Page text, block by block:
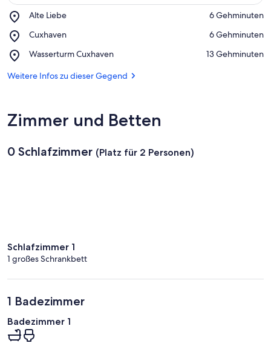
Alte Liebe
Place,
Liebe
‪6 Gehminuten‬
Cuxhaven
Place,
‪6 Gehminuten‬
Wasserturm Cuxhaven
Place,
Cuxhaven
‪13 Gehminuten‬
Weitere Infos zu dieser Gegend
Zimmer und Betten
0 Schlafzimmer (Platz für 2 Personen)
Schlafzimmer 1
1 großes Schrankbett
1 Badezimmer
Badezimmer 1